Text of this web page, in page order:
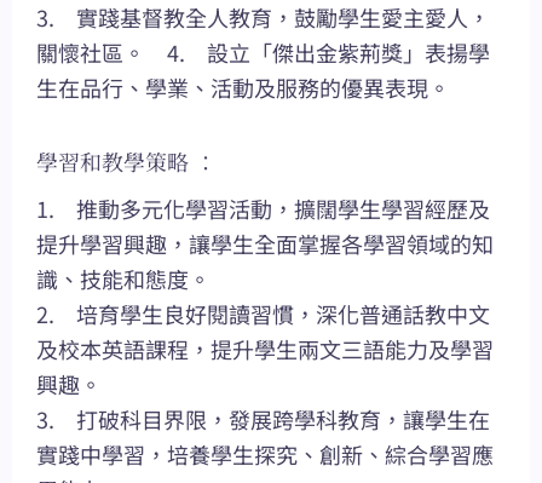
3. 實踐基督教全人教育，鼓勵學生愛主愛人，
關懷社區。 4. 設立「傑出金紫荊獎」表揚學
生在品行、學業、活動及服務的優異表現。
學習和教學策略 ：
1. 推動多元化學習活動，擴闊學生學習經歷及
提升學習興趣，讓學生全面掌握各學習領域的知
識、技能和態度。
2. 培育學生良好閱讀習慣，深化普通話教中文
及校本英語課程，提升學生兩文三語能力及學習
興趣。
3. 打破科目界限，發展跨學科教育，讓學生在
實踐中學習，培養學生探究、創新、綜合學習應